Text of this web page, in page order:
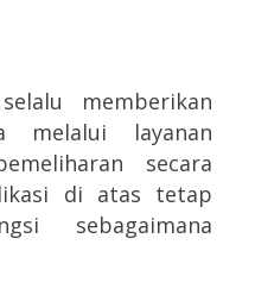
memberikan
melalui layanan
secara
di atas tetap
sebagaimana